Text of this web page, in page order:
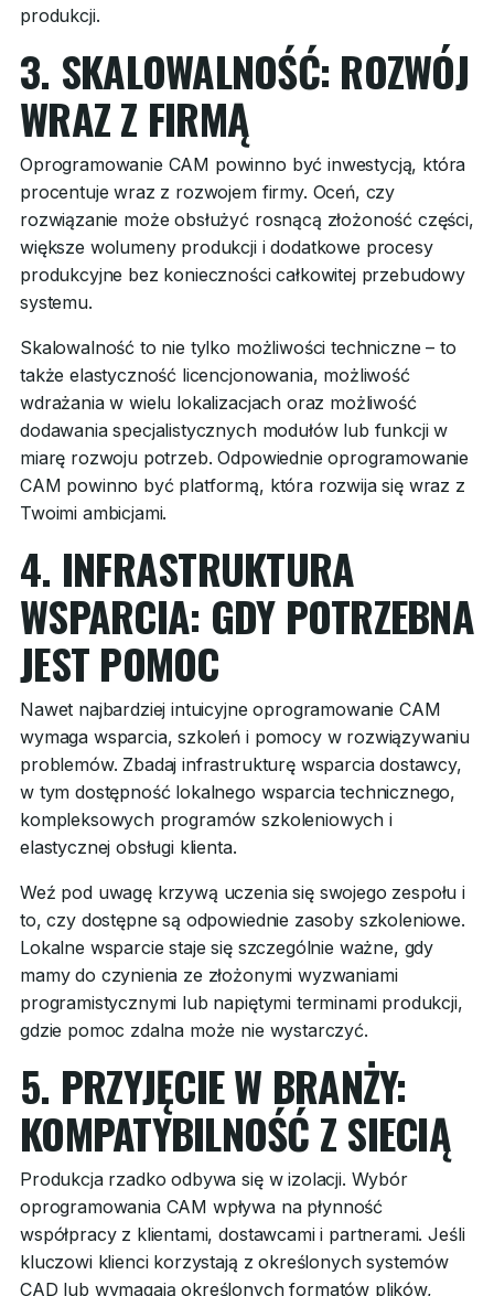
produkcji.
3. SKALOWALNOŚĆ: ROZWÓJ
WRAZ Z FIRMĄ
Oprogramowanie CAM powinno być inwestycją, która
procentuje wraz z rozwojem firmy. Oceń, czy
rozwiązanie może obsłużyć rosnącą złożoność części,
większe wolumeny produkcji i dodatkowe procesy
produkcyjne bez konieczności całkowitej przebudowy
systemu.
Skalowalność to nie tylko możliwości techniczne – to
także elastyczność licencjonowania, możliwość
wdrażania w wielu lokalizacjach oraz możliwość
dodawania specjalistycznych modułów lub funkcji w
miarę rozwoju potrzeb. Odpowiednie oprogramowanie
CAM powinno być platformą, która rozwija się wraz z
Twoimi ambicjami.
4. INFRASTRUKTURA
WSPARCIA: GDY POTRZEBNA
JEST POMOC
Nawet najbardziej intuicyjne oprogramowanie CAM
wymaga wsparcia, szkoleń i pomocy w rozwiązywaniu
problemów. Zbadaj infrastrukturę wsparcia dostawcy,
w tym dostępność lokalnego wsparcia technicznego,
kompleksowych programów szkoleniowych i
elastycznej obsługi klienta.
Weź pod uwagę krzywą uczenia się swojego zespołu i
to, czy dostępne są odpowiednie zasoby szkoleniowe.
Lokalne wsparcie staje się szczególnie ważne, gdy
mamy do czynienia ze złożonymi wyzwaniami
programistycznymi lub napiętymi terminami produkcji,
gdzie pomoc zdalna może nie wystarczyć.
5. PRZYJĘCIE W BRANŻY:
KOMPATYBILNOŚĆ Z SIECIĄ
Produkcja rzadko odbywa się w izolacji. Wybór
oprogramowania CAM wpływa na płynność
współpracy z klientami, dostawcami i partnerami. Jeśli
kluczowi klienci korzystają z określonych systemów
CAD lub wymagają określonych formatów plików,